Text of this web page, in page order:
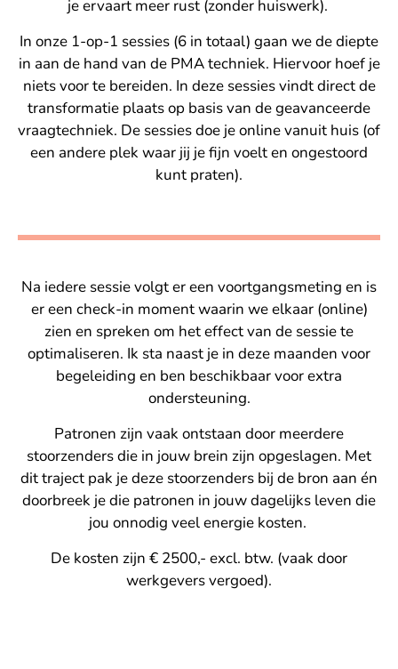
je ervaart meer rust (zonder huiswerk).
In onze 1-op-1 sessies (6 in totaal) gaan we de diepte
in aan de hand van de PMA techniek. Hiervoor hoef je
niets voor te bereiden. In deze sessies vindt direct de
transformatie plaats op basis van de geavanceerde
vraagtechniek. De sessies doe je online vanuit huis (of
een andere plek waar jij je fijn voelt en ongestoord
kunt praten).
Na iedere sessie volgt er een voortgangsmeting en is
er een check-in moment waarin we elkaar (online)
zien en spreken om het effect van de sessie te
optimaliseren. Ik sta naast je in deze maanden voor
begeleiding en ben beschikbaar voor extra
ondersteuning.
Patronen zijn vaak ontstaan door meerdere
stoorzenders die in jouw brein zijn opgeslagen. Met
dit traject pak je deze stoorzenders bij de bron aan én
doorbreek je die patronen in jouw dagelijks leven die
jou onnodig veel energie kosten.
De kosten zijn € 2500,- excl. btw. (vaak door
werkgevers vergoed).